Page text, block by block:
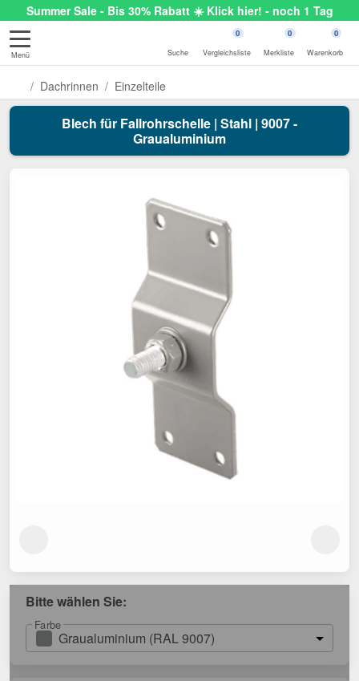
Summer Sale - Bis 30% Rabatt ☀️ Klick hier! - noch 1 Tag
Menü Suche
0
Vergleichsliste
0
Merkliste
0
Warenkorb
Dachrinnen Einzelteile
Blech für Fallrohrschelle | Stahl | 9007 -
Graualuminium
Bitte wählen Sie:
Farbe
Graualuminium (RAL 9007)